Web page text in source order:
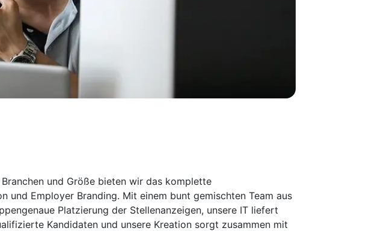
und Größe bieten wir das komplette
und Employer Branding. Mit einem bunt gemischten Team aus
Platzierung der Stellenanzeigen, unsere IT liefert
Kandidaten und unsere Kreation sorgt zusammen mit